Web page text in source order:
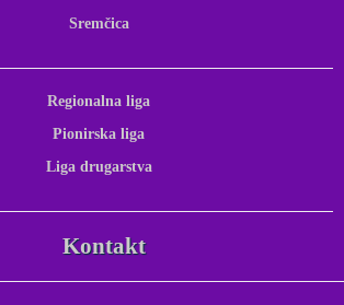
Sremčica
Regionalna liga
Pionirska liga
Liga drugarstva
Kontakt